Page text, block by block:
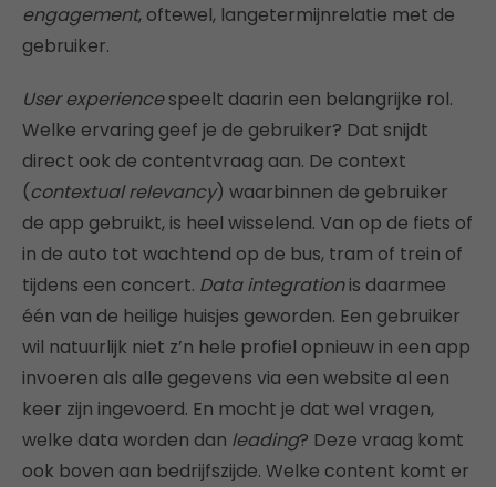
engagement, oftewel, langetermijnrelatie met de
gebruiker.
User experiencespeelt daarin een belangrijke rol.
Welke ervaring geef je de gebruiker? Dat snijdt
direct ook de contentvraag aan. De context
(contextual relevancy) waarbinnen de gebruiker
de app gebruikt, is heel wisselend. Van op de fiets of
in de auto tot wachtend op de bus, tram of trein of
tijdens een concert. Data integrationis daarmee
één van de heilige huisjes geworden. Een gebruiker
wil natuurlijk niet z’n hele profiel opnieuw in een app
invoeren als alle gegevens via een website al een
keer zijn ingevoerd. En mocht je dat wel vragen,
welke data worden dan leading? Deze vraag komt
ook boven aan bedrijfszijde. Welke content komt er